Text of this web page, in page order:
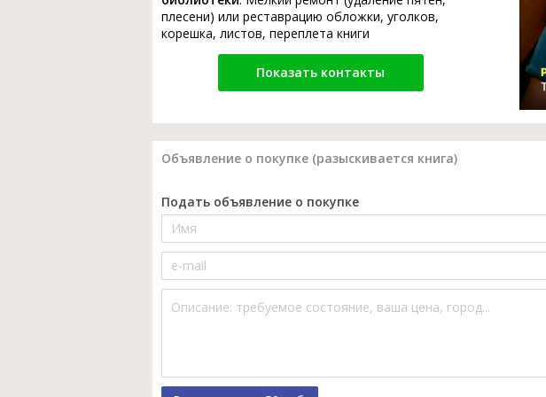
плесени) или реставрацию обложки, уголков,
корешка, листов, переплета книги
Показать контакты
Объявление о покупке (разыскивается книга)
Подать объявление о покупке